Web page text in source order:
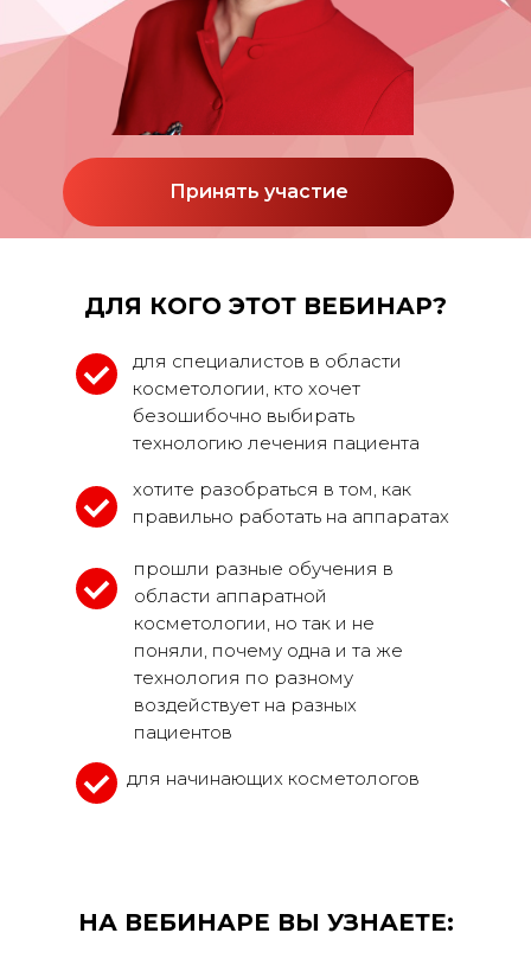
Принять участие
ДЛЯ КОГО ЭТОТ ВЕБИНАР?
для специалистов в области
косметологии, кто хочет
безошибочно выбирать
технологию лечения пациента
хотите разобраться в том, как
правильно работать на аппаратах
для начинающих косметологов
прошли разные обучения в
области аппаратной
косметологии, но так и не
поняли, почему одна и та же
технология по разному
воздействует на разных
пациентов
НА ВЕБИНАРЕ ВЫ УЗНАЕТЕ: